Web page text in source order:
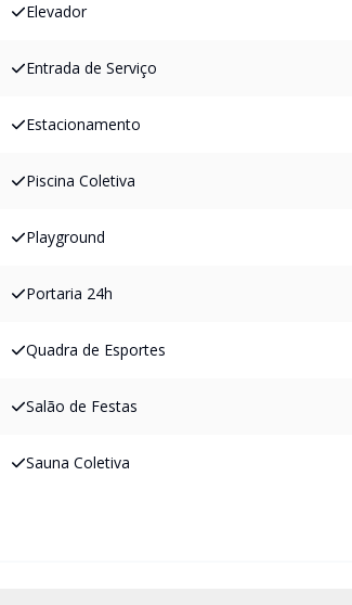
Elevador
Entrada de Serviço
Estacionamento
Piscina Coletiva
Playground
Portaria 24h
Quadra de Esportes
Salão de Festas
Sauna Coletiva